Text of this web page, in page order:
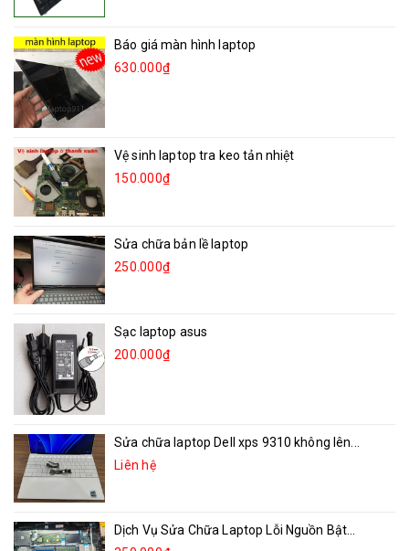
Báo giá màn hình laptop
630.000₫
Vệ sinh laptop tra keo tản nhiệt
150.000₫
Sửa chữa bản lề laptop
250.000₫
Sạc laptop asus
200.000₫
Sửa chữa laptop Dell xps 9310 không lên...
Liên hệ
Dịch Vụ Sửa Chữa Laptop Lỗi Nguồn Bật...